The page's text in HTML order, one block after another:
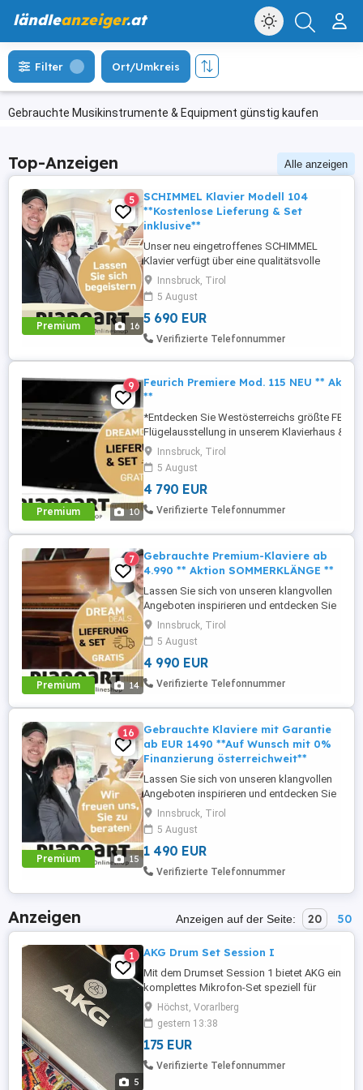
ländleanzeiger.at
Gebrauchte Musikinstrumente & Equipment günstig kaufen
Filter Ort/Umkreis
Top-Anzeigen Alle anzeigen
Premium 16
5
SCHIMMEL Klavier Modell 104
**Kostenlose Lieferung & Set
inklusive**
Unser neu eingetroffenes SCHIMMEL
Klavier verfügt über eine qualitätsvolle
Renner Mechanik und verzaubert mit
seinem schönen Klang und
eindrucksvollen Spielart. Technisch und
optisch ist dieses Instrument in einem
ausgezeichneten Zustand. SCHIMMEL
Hochglanz Höhe ...
Innsbruck, Tirol
5 August
5 690 EUR
Verifizierte Telefonnummer
Premium 10
9
Feurich Premiere Mod. 115 NEU ** Aktion
**
*Entdecken Sie Westösterreichs größte
Flügelausstellung in unserem Klavierhaus &
Hohe Qualitätsstandards in der Konstruktion
Materialien und eine wunderschöne ...
Innsbruck, Tirol
5 August
4 790 EUR
Verifizierte Telefonnummer
Premium 14
7
Gebrauchte Premium-Klaviere ab
4.990 ** Aktion SOMMERKLÄNGE **
Lassen Sie sich von unseren klangvollen
Angeboten inspirieren und entdecken Sie
Tirols einzigartige Klavier-Vielfalt in
unserem Klavierhaus & Onlineshop *****
***** Vom günstigen Einsteiger-Piano bis
zum hochwertigsten Premium-Instrument.
Für junge Einsteiger-Familien bis hin zum
Innsbruck, Tirol
5 August
4 990 EUR
Verifizierte Telefonnummer
Premium 15
16
Gebrauchte Klaviere mit Garantie
ab EUR 1490 **Auf Wunsch mit 0%
Finanzierung österreichweit**
Lassen Sie sich von unseren klangvollen
Angeboten inspirieren und entdecken Sie
Tirols einzigartige Klavier-Vielfalt in
unserem Klavierhaus & Onlineshop *****
***** Vom günstigen Einsteiger-Piano bis
zum hochwertigsten Premium-Instrument.
Für junge Einsteiger-Familien bis hin zum
Innsbruck, Tirol
5 August
1 490 EUR
Verifizierte Telefonnummer
Anzeigen Anzeigen auf der Seite: 20 50
5
1 AKG Drum Set Session I
Mit dem Drumset Session 1 bietet AKG ein
komplettes Mikrofon-Set speziell für
Schlagzeuger. Es enthält sieben
Mikrofone die perfekt auf die einzelnen
Bestandteile eines Drumset abgestimmt
wurden. Dieses Set eignet sich
gleichermaßen für Bühne, Proberaum und
Höchst, Vorarlberg
gestern 13:38
175 EUR
Verifizierte Telefonnummer